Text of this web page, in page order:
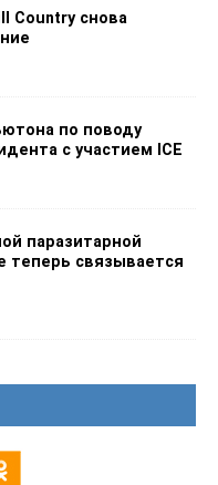
Country снова
по поводу
с участием ICE
паразитарной
теперь связывается